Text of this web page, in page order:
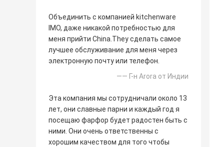
Объединить с компанией kitchenware
IMO, даже никакой потребностью для
меня прийти China.They сделать самое
лучшее обслуживание для меня через
электронную почту или телефон.
—— Г-н Arora от Индии
Эта компания мы сотрудничали около 13
лет, они славные парни и каждый год я
посещаю фарфор будет радостен быть с
ними. Они очень ответственны с
хорошим качеством для того чтобы